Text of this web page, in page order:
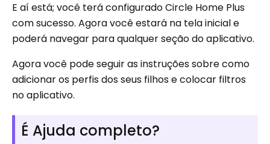
E aí está; você terá configurado Circle Home Plus
com sucesso. Agora você estará na tela inicial e
poderá navegar para qualquer seção do aplicativo.
Agora você pode seguir as instruções sobre como
adicionar os perfis dos seus filhos e colocar filtros
no aplicativo.
É Ajuda completo?